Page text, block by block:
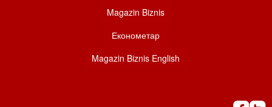
Magazin Biznis
Економетар
Magazin Biznis English